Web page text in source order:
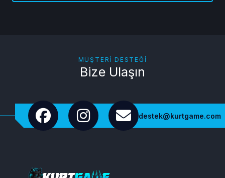
MÜŞTERI DESTEĞI
Bize Ulaşın
destek@kurtgame.com